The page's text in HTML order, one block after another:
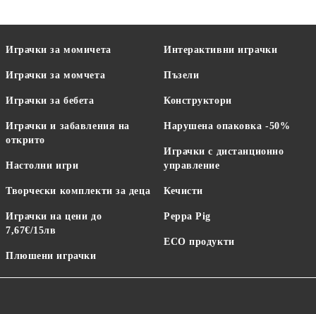
Играчки за момичета
Играчки за момчета
Играчки за бебета
Играчки и забавления на
открито
Настолни игри
Творчески комплекти за деца
Играчки на цени до
7,67€/15лв
Плюшени играчки
Интерактивни играчки
Пъзели
Конструктори
Нарушена опаковка -50%
Играчки с дистанционно
управление
Кечисти
Peppa Pig
ECO продукти